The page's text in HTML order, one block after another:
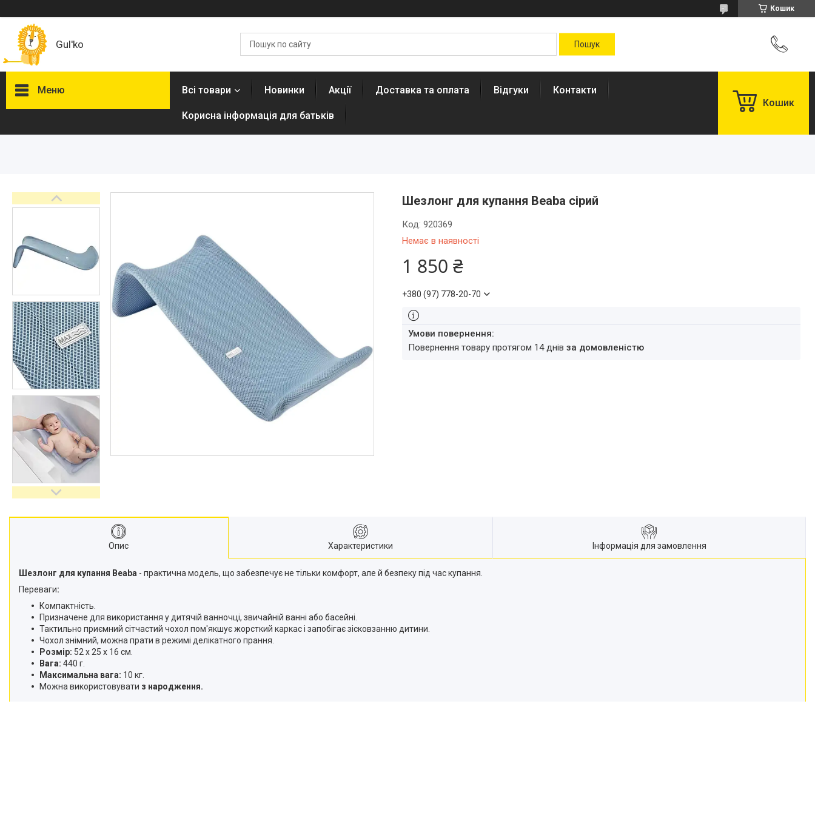
Кошик
Gul'ko
Меню
ТОП товарів Пакунок Малюка
Автокрісла
Дитячі візочки
Дитячий транспорт
Іграшки
Засоби особистої гігієни
Дитяче харчування
Одяг дитячий
Переноски для дітей
Дитяча безпека
Басейни каркасні
Валізи дитячі
Надувна продукція для дітей
Корисна інформація для
батьків
Всі товари Новинки Акції Доставка та оплата Відгуки Контакти
Корисна інформація для батьків
Кошик
Шезлонг для купання Beaba сірий
Немає в наявності
Код: 920369
1 850 ₴
+380 (97) 778-20-70
повернення товару протягом 14 днів за домовленістю
Опис Характеристики Інформація для замовлення
Шезлонг для купання Beaba - практична модель, що забезпечує не тільки комфорт, але й безпеку під час купання.
Переваги:
Компактність.
Призначене для використання у дитячій ванночці, звичайній ванні або басейні.
Тактильно приємний сітчастий чохол пом'якшує жорсткий каркас і запобігає зісковзанню дитини.
Чохол знімний, можна прати в режимі делікатного прання.
Розмір: 52 х 25 х 16 см.
Вага: 440 г.
Максимальна вага: 10 кг.
Можна використовувати з народження.